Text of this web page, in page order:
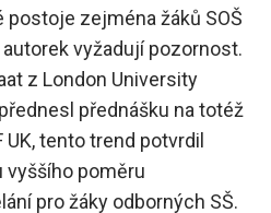
postoje zejména žáků SOŠ
vyžadují pozornost.
z London University
přednášku na totéž
UK, tento trend potvrdil
vyššího poměru
pro žáky odborných SŠ.